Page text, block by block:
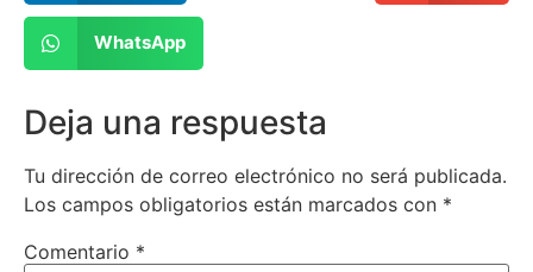
WhatsApp
Deja una respuesta
Tu dirección de correo electrónico no será publicada.
Los campos obligatorios están marcados con *
Comentario *